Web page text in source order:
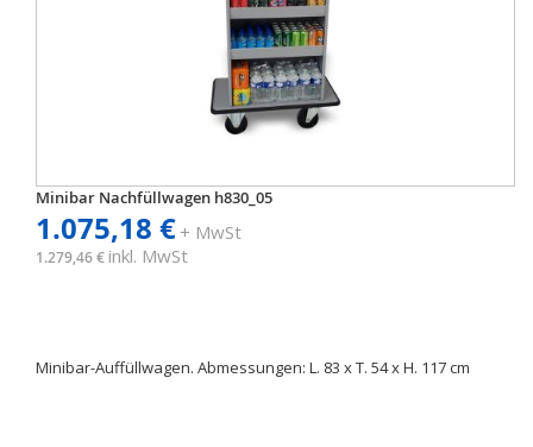
Minibar Nachfüllwagen h830_05
1.075,18 €+ MwSt
1.279,46 € inkl. MwSt
Minibar-Auffüllwagen. Abmessungen: L. 83 x T. 54 x H. 117 cm